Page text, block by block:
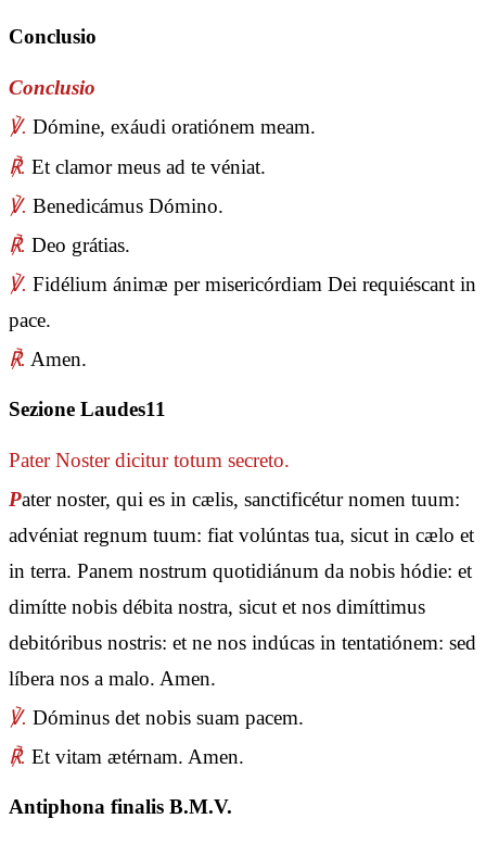
Conclusio
Conclusio
℣. Dómine, exáudi oratiónem meam.
℟. Et clamor meus ad te véniat.
℣. Benedicámus Dómino.
℟. Deo grátias.
℣. Fidélium ánimæ per misericórdiam Dei requiéscant in
pace.
℟. Amen.
Sezione Laudes11
Pater Nosterdicitur totum secreto.
Pater noster, qui es in cælis, sanctificétur nomen tuum:
advéniat regnum tuum: fiat volúntas tua, sicut in cælo et
in terra. Panem nostrum quotidiánum da nobis hódie: et
dimítte nobis débita nostra, sicut et nos dimíttimus
debitóribus nostris: et ne nos indúcas in tentatiónem: sed
líbera nos a malo. Amen.
℣. Dóminus det nobis suam pacem.
℟. Et vitam ætérnam. Amen.
Antiphona finalis B.M.V.